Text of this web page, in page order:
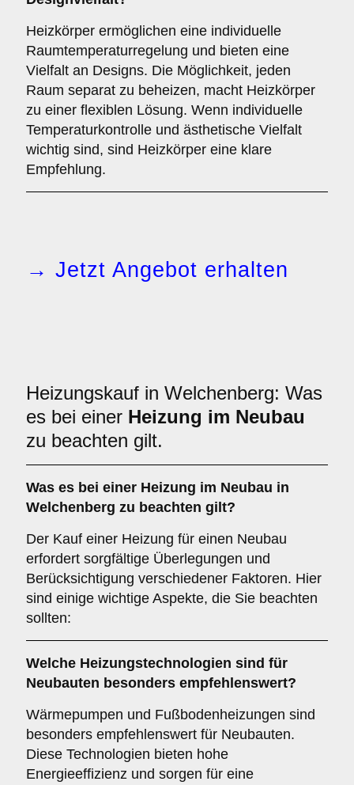
Heizkörper ermöglichen eine individuelle
Raumtemperaturregelung und bieten eine
Vielfalt an Designs. Die Möglichkeit, jeden
Raum separat zu beheizen, macht Heizkörper
zu einer flexiblen Lösung. Wenn individuelle
Temperaturkontrolle und ästhetische Vielfalt
wichtig sind, sind Heizkörper eine klare
Empfehlung.
→ Jetzt Angebot erhalten
Heizungskauf in Welchenberg: Was
es bei einer Heizung im Neubau
zu beachten gilt.
Was es bei einer Heizung im Neubau in
Welchenberg zu beachten gilt?
Der Kauf einer Heizung für einen Neubau
erfordert sorgfältige Überlegungen und
Berücksichtigung verschiedener Faktoren. Hier
sind einige wichtige Aspekte, die Sie beachten
sollten:
Welche Heizungstechnologien sind für
Neubauten besonders empfehlenswert?
Wärmepumpen und Fußbodenheizungen sind
besonders empfehlenswert für Neubauten.
Diese Technologien bieten hohe
Energieeffizienz und sorgen für eine